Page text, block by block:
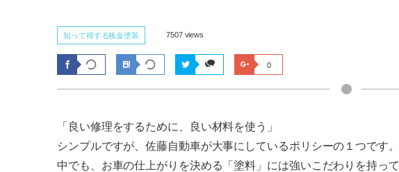
知って得する板金塗装 7507 views
0
「良い修理をするために、良い材料を使う」
シンプルですが、佐藤自動車が大事にしているポリシーの１つです。
中でも、お車の仕上がりを決める「塗料」には強いこだわりを持って